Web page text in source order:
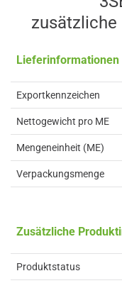
Lieferinformationen
Exportkennzeichen
Nettogewicht pro ME
Mengeneinheit (ME)
Verpackungsmenge
Zusätzliche
Produktstatus